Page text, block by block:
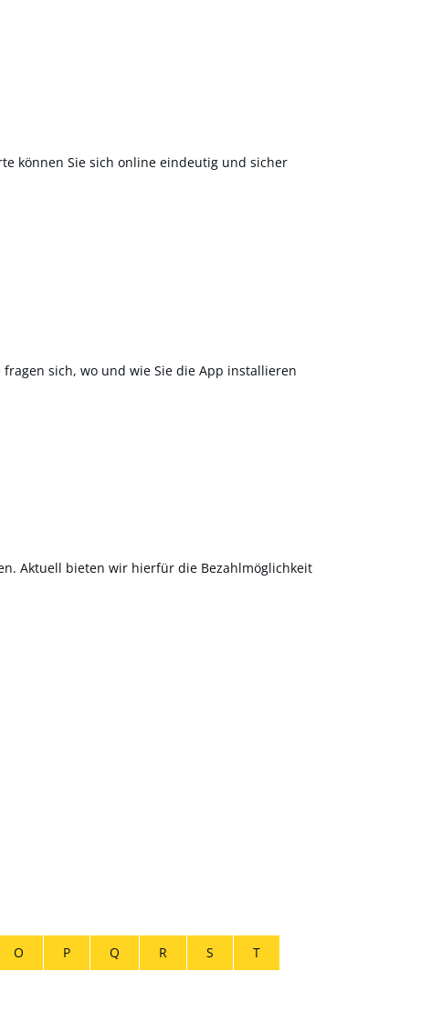
können Sie sich online eindeutig und sicher
sich, wo und wie Sie die App installieren
Aktuell bieten wir hierfür die Bezahlmöglichkeit
O P Q R S T